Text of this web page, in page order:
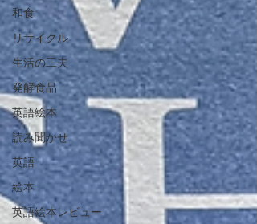
和食
リサイクル
生活の工夫
発酵食品
英語絵本
読み聞かせ
英語
絵本
英語絵本レビュー